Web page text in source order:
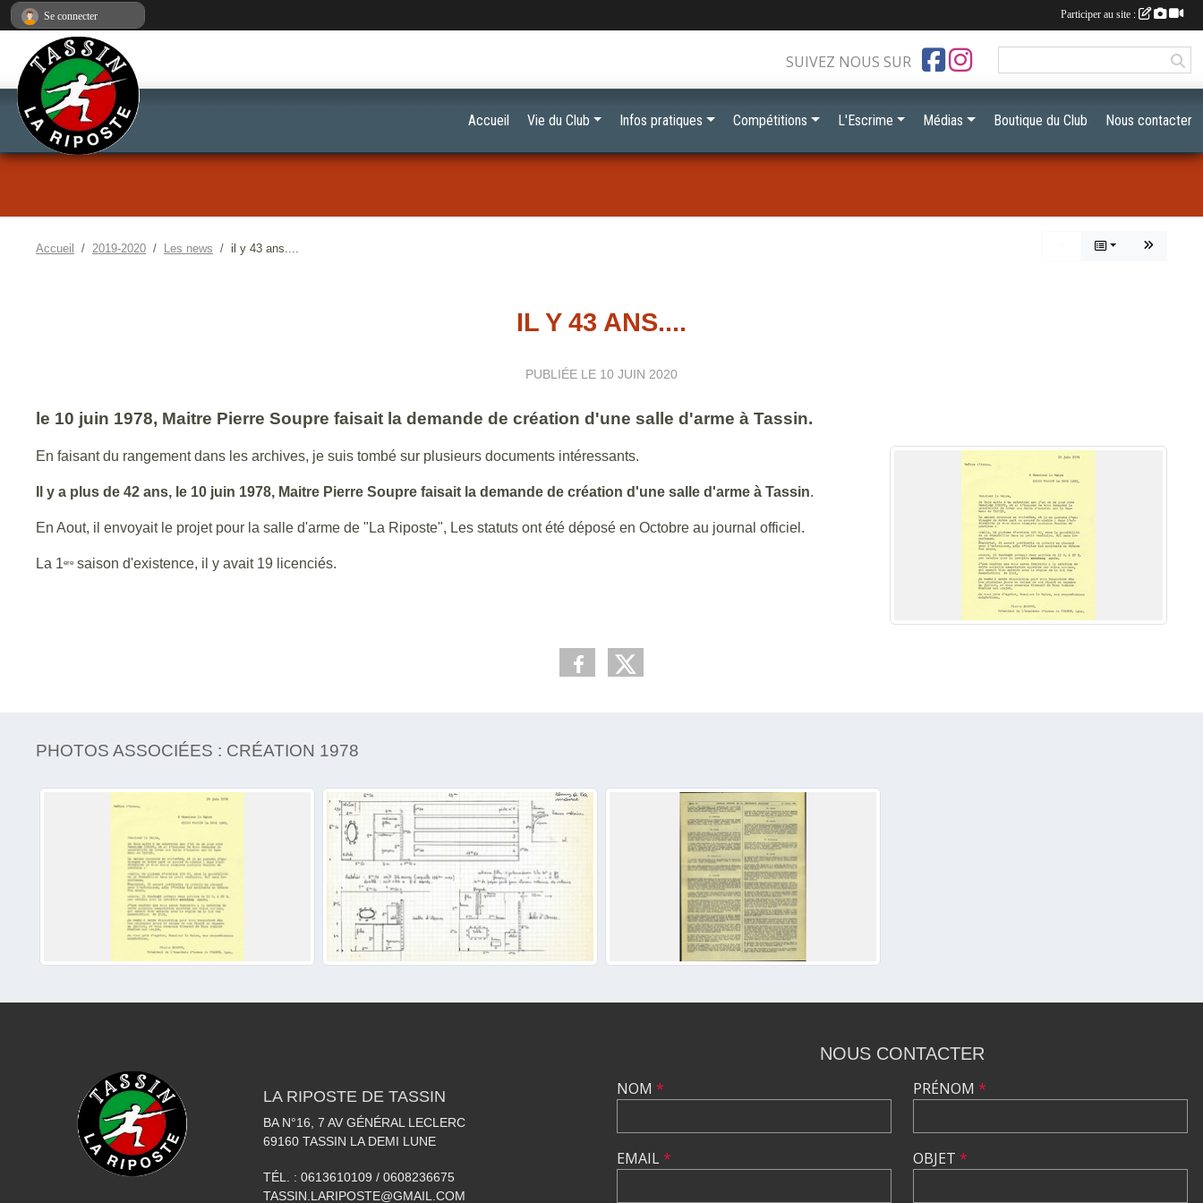
Accueil 2019-2020 Les news il y 43 ans....
IL Y 43 ANS....
PUBLIÉE LE 10 JUIN 2020
le 10 juin 1978, Maitre Pierre Soupre faisait la demande de création d'une salle d'arme à Tassin.
En faisant du rangement dans les archives, je suis tombé sur plusieurs documents intéressants.
Il y a plus de 42 ans, le 10 juin 1978, Maitre Pierre Soupre faisait la demande de création d'une salle d'arme à Tassin.
En Aout, il envoyait le projet pour la salle d'arme de "La Riposte", Les statuts ont été déposé en Octobre au journal officiel.
La 1ere saison d'existence, il y avait 19 licenciés.
PHOTOS ASSOCIÉES : CRÉATION 1978
SUIVEZ NOUS SUR
Accueil Vie du Club Infos pratiques Compétitions L'Escrime Médias Boutique du Club Nous contacter
LA RIPOSTE DE TASSIN
BA N°16, 7 AV GÉNÉRAL LECLERC
69160 TASSIN LA DEMI LUNE
TÉL. : 0613610109 / 0608236675
TASSIN.LARIPOSTE@GMAIL.COM
NOUS CONTACTER
NOM *
EMAIL*
PRÉNOM *
OBJET *
Se connecter Participer au site :
Panneau de gestion des cookies